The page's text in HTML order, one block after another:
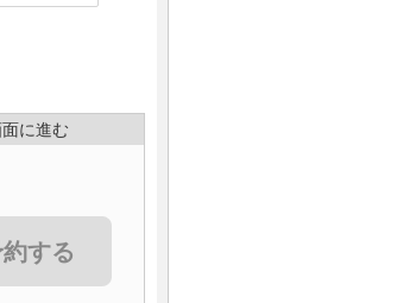
に進む
する